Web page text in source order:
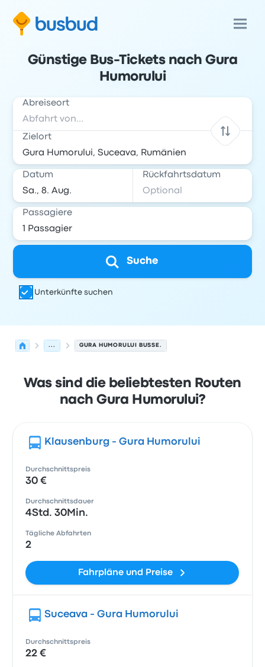
Günstige Bus-Tickets nach Gura
Humorului
Abreiseort
Zielort
Datum Rückfahrtsdatum
Passagiere
Suche
Unterkünfte suchen
... GURA HUMORULUI BUSSE.
Was sind die beliebtesten Routen
nach Gura Humorului?
Klausenburg - Gura Humorului
Durchschnittspreis
30 €
Durchschnittsdauer
4Std. 30Min.
Tägliche Abfahrten
2
Fahrpläne und Preise
Suceava - Gura Humorului
Durchschnittspreis
22 €